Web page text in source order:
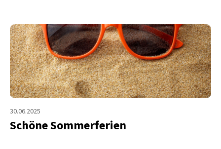
30.06.2025
Schöne Sommerferien